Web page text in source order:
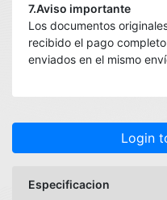
7.Aviso importante
Los documentos
recibido el pago
enviados en el mismo
Login
Especificacion